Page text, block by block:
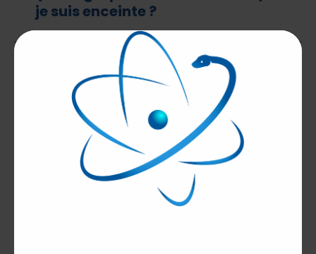
ACCÈS RÉSULTATS
je suis enceinte ?
Puis-je faire un examen
(scintigraphie ou TEP-scanner) si
j'allaite ?
Puis-je faire un examen
(scintigraphie ou TEP-scanner) si
je suis diabétique ?